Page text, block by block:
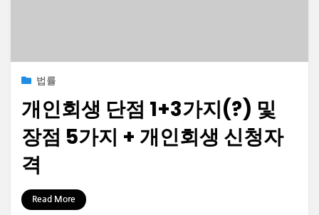
Posted2023-01-25
법률
개인회생 단점 1+3가지(?) 및
장점 5가지 + 개인회생 신청자
격
by 정보수집가
Read More